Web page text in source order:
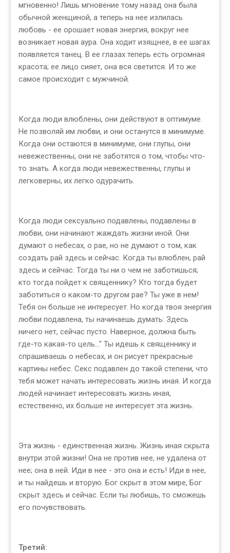
мгновенно! Лишь мгновение тому назад она была
обычной женщиной, а теперь на нее излилась
любовь - ее орошает новая энергия, вокруг нее
возникает новая аура. Она ходит изящнее, в ее шагах
появляется танец. В ее глазах теперь есть огромная
красота; ее лицо сияет, она вся светится. И то же
самое происходит с мужчиной.
Когда люди влюблены, они действуют в оптимуме.
Не позволяй им любви, и они останутся в минимуме.
Когда они остаются в минимуме, они глупы, они
невежественны, они не заботятся о том, чтобы что-
то знать. А когда люди невежественны, глупы и
легковерны, их легко одурачить.
Когда люди сексуально подавлены, подавлены в
любви, они начинают жаждать жизни иной. Они
думают о небесах, о рае, но не думают о том, как
создать рай здесь и сейчас. Когда ты влюблен, рай
здесь и сейчас. Тогда ты ни о чем не заботишься;
кто тогда пойдет к священнику? Кто тогда будет
заботиться о каком-то другом рае? Ты уже в нем!
Тебя он больше не интересует. Но когда твоя энергия
любви подавлена, ты начинаешь думать: Здесь
ничего нет, сейчас пусто. Наверное, должна быть
где-то какая-то цель..." Ты идешь к священнику и
спрашиваешь о небесах, и он рисует прекрасные
картины небес. Секс подавлен до такой степени, что
тебя может начать интересовать жизнь иная. И когда
людей начинает интересовать жизнь иная,
естественно, их больше не интересует эта жизнь.
Эта жизнь - единственная жизнь. Жизнь иная скрыта
внутри этой жизни! Она не против нее, не удалена от
нее; она в ней. Иди в нее - это она и есть! Иди в нее,
и ты найдешь и вторую. Бог скрыт в этом мире, Бог
скрыт здесь и сейчас. Если ты любишь, то сможешь
его почувствовать.
Третий: